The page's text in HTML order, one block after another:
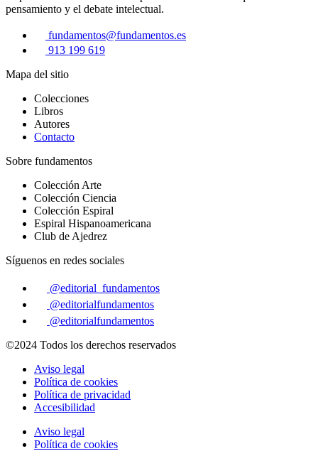
pensamiento y el debate intelectual.
fundamentos@fundamentos.es
913 199 619
Mapa del sitio
Colecciones
Libros
Autores
Contacto
Sobre fundamentos
Colección Arte
Colección Ciencia
Colección Espiral
Espiral Hispanoamericana
Club de Ajedrez
Síguenos en redes sociales
@editorial_fundamentos
@editorialfundamentos
@editorialfundamentos
©2024 Todos los derechos reservados
Aviso legal
Política de cookies
Política de privacidad
Accesibilidad
Aviso legal
Política de cookies